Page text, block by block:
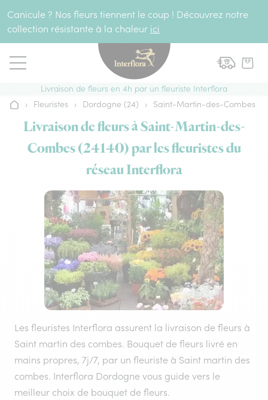
Canicule ? Nos fleurs tiennent le coup ! Découvrez notre
collection résistante à la chaleur ici
Livraison de fleurs en 4h par un fleuriste Interflora
Accueil
› Fleuristes › Dordogne (24) › Saint-Martin-des-Combes
Livraison de fleurs à Saint-Martin-des-
Combes (24140) par les fleuristes du
réseau Interflora
Les fleuristes Interflora assurent la livraison de fleurs à
Saint martin des combes. Bouquet de fleurs livré en
mains propres, 7j/7, par un fleuriste à Saint martin des
combes. Interflora Dordogne vous guide vers le
meilleur choix de bouquet de fleurs.